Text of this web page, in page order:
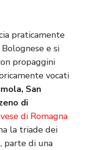
praticamente
e si
propaggini
vocati
San
di
di Romagna
la triade dei
parte di una